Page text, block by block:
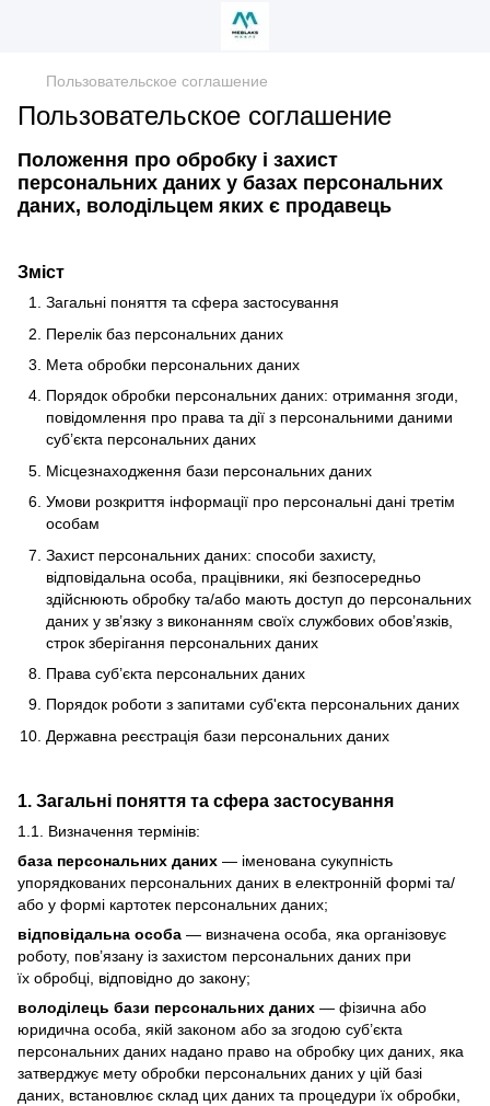
Пользовательское соглашение
Пользовательское соглашение
Положення про обробку і захист
персональних даних у базах персональних
даних, володільцем яких є продавець
Зміст
Загальні поняття та сфера застосування
Перелік баз персональних даних
Мета обробки персональних даних
Порядок обробки персональних даних: отримання згоди,
повідомлення про права та дії з персональними даними
суб’єкта персональних даних
Місцезнаходження бази персональних даних
Умови розкриття інформації про персональні дані третім
особам
Захист персональних даних: способи захисту,
відповідальна особа, працівники, які безпосередньо
здійснюють обробку та/або мають доступ до персональних
даних у зв’язку з виконанням своїх службових обов’язків,
строк зберігання персональних даних
Права суб’єкта персональних даних
Порядок роботи з запитами суб'єкта персональних даних
Державна реєстрація бази персональних даних
1. Загальні поняття та сфера застосування
1.1. Визначення термінів:
база персональних даних — іменована сукупність
упорядкованих персональних даних в електронній формі та/
або у формі картотек персональних даних;
відповідальна особа — визначена особа, яка організовує
роботу, пов’язану із захистом персональних даних при
їх обробці, відповідно до закону;
володілець бази персональних даних — фізична або
юридична особа, якій законом або за згодою суб’єкта
персональних даних надано право на обробку цих даних, яка
затверджує мету обробки персональних даних у цій базі
даних, встановлює склад цих даних та процедури їх обробки,